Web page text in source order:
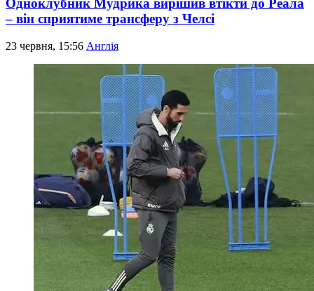
Одноклубник Мудрика вирішив втікти до Реала
– він сприятиме трансферу з Челсі
23 червня, 15:56 Англія